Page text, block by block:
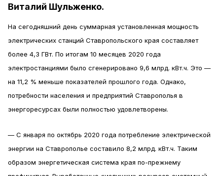
Виталий Шульженко.
На сегодняшний день суммарная установленная мощность
электрических станций Ставропольского края составляет
более 4,3 ГВт. По итогам 10 месяцев 2020 года
электростанциями было сгенерировано 9,6 млрд. кВт.ч. Это —
на 11,2 % меньше показателей прошлого года. Однако,
потребности населения и предприятий Ставрополья в
энергоресурсах были полностью удовлетворены.
— С января по октябрь 2020 года потребление электрической
энергии на Ставрополье составило 8,2 млрд. кВт.ч. Таким
образом энергетическая система края по-прежнему